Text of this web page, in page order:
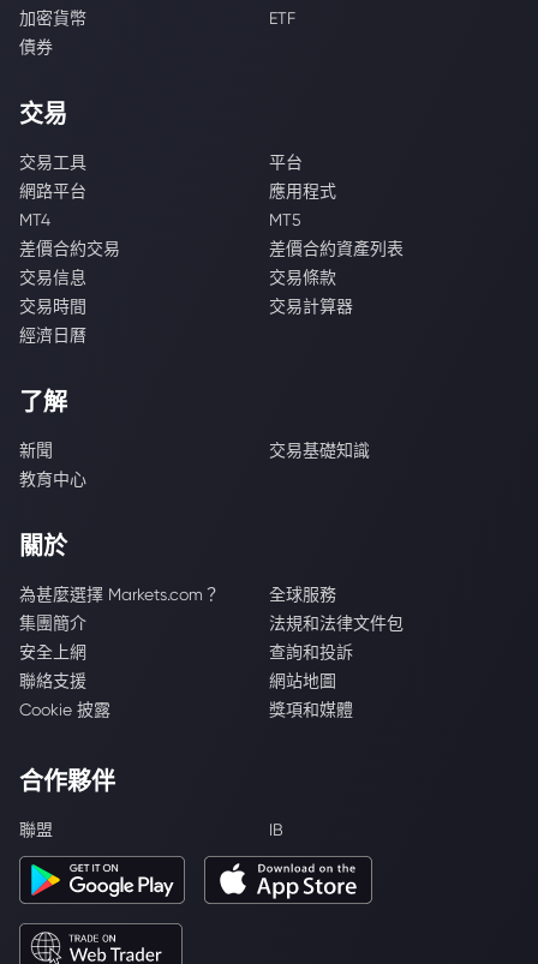
加密貨幣
ETF
債券
交易
交易工具
平台
網路平台
應用程式
MT4
MT5
差價合約交易
差價合約資產列表
交易信息
交易條款
交易時間
交易計算器
經濟日曆
了解
新聞
交易基礎知識
教育中心
關於
為甚麼選擇 Markets.com？
全球服務
集團簡介
法規和法律文件包
安全上網
查詢和投訴
聯絡支援
網站地圖
Cookie 披露
獎項和媒體
合作夥伴
聯盟 IB